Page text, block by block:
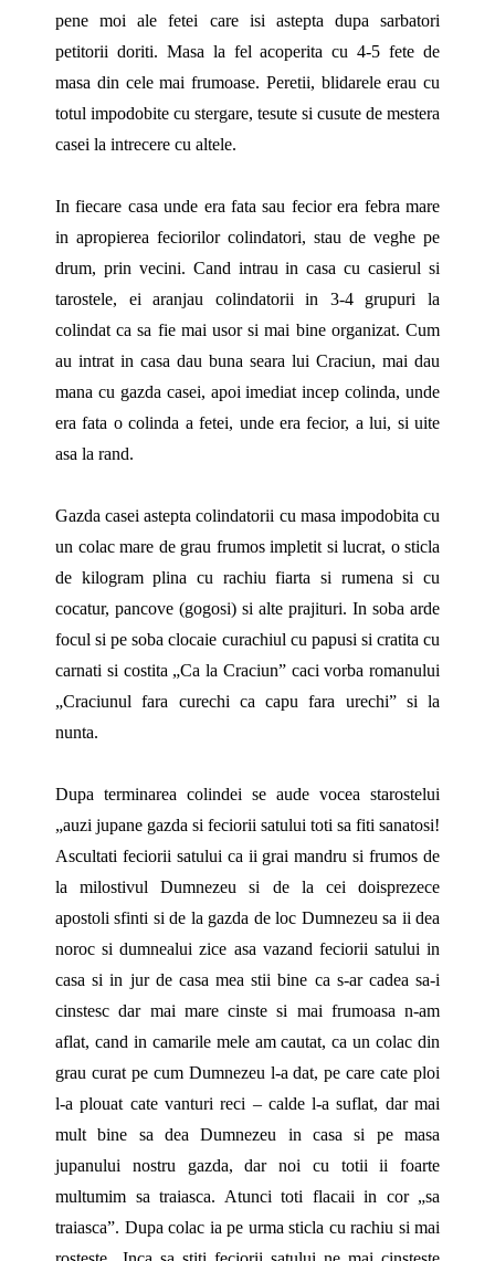
pene moi ale fetei care isi astepta dupa sarbatori
petitorii doriti. Masa la fel acoperita cu 4-5 fete de
masa din cele mai frumoase. Peretii, blidarele erau cu
totul impodobite cu stergare, tesute si cusute de mestera
casei la intrecere cu altele.
In fiecare casa unde era fata sau fecior era febra mare
in apropierea feciorilor colindatori, stau de veghe pe
drum, prin vecini. Cand intrau in casa cu casierul si
tarostele, ei aranjau colindatorii in 3-4 grupuri la
colindat ca sa fie mai usor si mai bine organizat. Cum
au intrat in casa dau buna seara lui Craciun, mai dau
mana cu gazda casei, apoi imediat incep colinda, unde
era fata o colinda a fetei, unde era fecior, a lui, si uite
asa la rand.
Gazda casei astepta colindatorii cu masa impodobita cu
un colac mare de grau frumos impletit si lucrat, o sticla
de kilogram plina cu rachiu fiarta si rumena si cu
cocatur, pancove (gogosi) si alte prajituri. In soba arde
focul si pe soba clocaie curachiul cu papusi si cratita cu
carnati si costita „Ca la Craciun” caci vorba romanului
„Craciunul fara curechi ca capu fara urechi” si la
nunta.
Dupa terminarea colindei se aude vocea starostelui
„auzi jupane gazda si feciorii satului toti sa fiti sanatosi!
Ascultati feciorii satului ca ii grai mandru si frumos de
la milostivul Dumnezeu si de la cei doisprezece
apostoli sfinti si de la gazda de loc Dumnezeu sa ii dea
noroc si dumnealui zice asa vazand feciorii satului in
casa si in jur de casa mea stii bine ca s-ar cadea sa-i
cinstesc dar mai mare cinste si mai frumoasa n-am
aflat, cand in camarile mele am cautat, ca un colac din
grau curat pe cum Dumnezeu l-a dat, pe care cate ploi
l-a plouat cate vanturi reci – calde l-a suflat, dar mai
mult bine sa dea Dumnezeu in casa si pe masa
jupanului nostru gazda, dar noi cu totii ii foarte
multumim sa traiasca. Atunci toti flacaii in cor „sa
traiasca”. Dupa colac ia pe urma sticla cu rachiu si mai